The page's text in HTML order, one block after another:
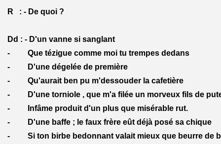
R : - De quoi ?
Dd : - D'un vanne si sanglant
- Que tézigue comme moi tu trempes dedans
- D'une dégelée de première
- Qu'aurait ben pu m'dessouder la cafetière
- D'une torniole , que m'a filée un morveux fils de
- Infâme produit d'un plus que misérable rut.
- D'une baffe ; le faux frère eût déjà posé sa chique
- Si ton birbe bedonnant valait mieux que beurre de